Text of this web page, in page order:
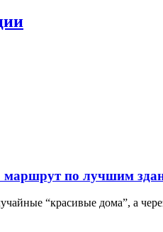
маршрут по лучшим
“красивые дома”, а